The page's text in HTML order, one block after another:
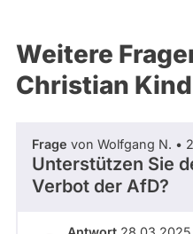
Weitere
Christian
Frage von Wolfgang N. •
Unterstützen Sie
Verbot der AfD?